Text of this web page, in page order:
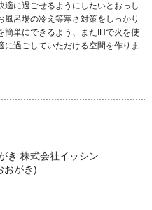
適に過ごせるようにしたいとおっし
呂場の冷え等寒さ対策をしっかり
簡単にできるよう、またIHで火を使
過ごしていただける空間を作りま
き 株式会社イッシン
おがき)